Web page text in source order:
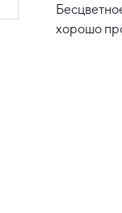
хорошо